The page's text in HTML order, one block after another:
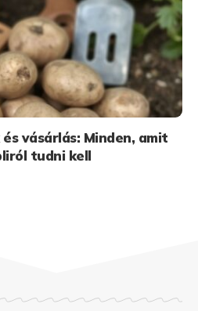
vásárlás: Minden, amit
tudni kell